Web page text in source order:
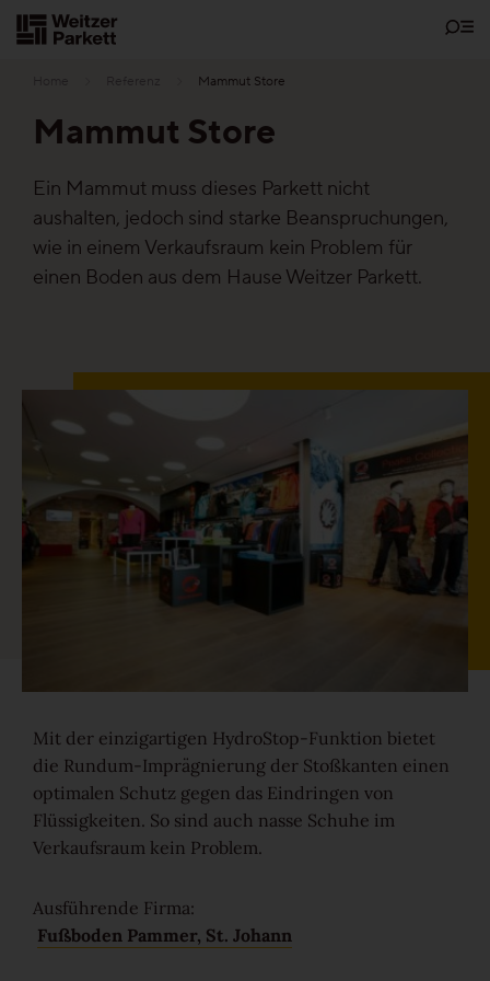
Bodenschätze
Parkett
Funktionen
Pflegefrei-Parkett
Gesund-Parkett
Flüster-Parkett
Mehr über Funktionen erfahren
Holzfarben
Zum
Inhalt
Mammut Store
Mammut Store
Ein Mammut muss dieses Parkett nicht
aushalten, jedoch sind starke Beanspruchungen,
wie in einem Verkaufsraum kein Problem für
einen Boden aus dem Hause Weitzer Parkett.
Mit der einzigartigen HydroStop-Funktion bietet
die Rundum-Imprägnierung der Stoßkanten einen
optimalen Schutz gegen das Eindringen von
Flüssigkeiten. So sind auch nasse Schuhe im
Verkaufsraum kein Problem.
Ausführende Firma:
Fußboden Pammer, St. Johann